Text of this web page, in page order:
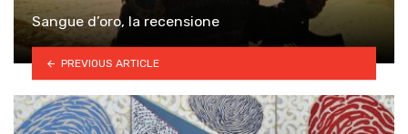
Sangue d’oro, la recensione
PREVIOUS ARTICLE